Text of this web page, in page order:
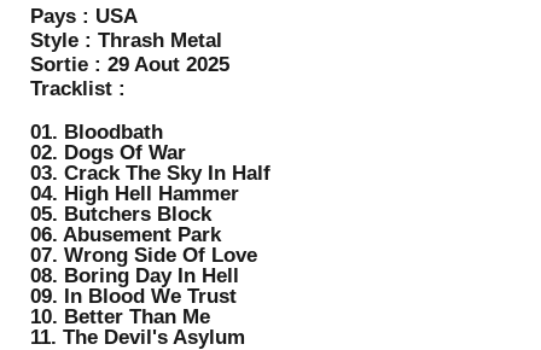
Pays : USA
Style : Thrash Metal
Sortie : 29 Aout 2025
Tracklist :
01. Bloodbath
02. Dogs Of War
03. Crack The Sky In Half
04. High Hell Hammer
05. Butchers Block
06. Abusement Park
07. Wrong Side Of Love
08. Boring Day In Hell
09. In Blood We Trust
10. Better Than Me
11. The Devil's Asylum